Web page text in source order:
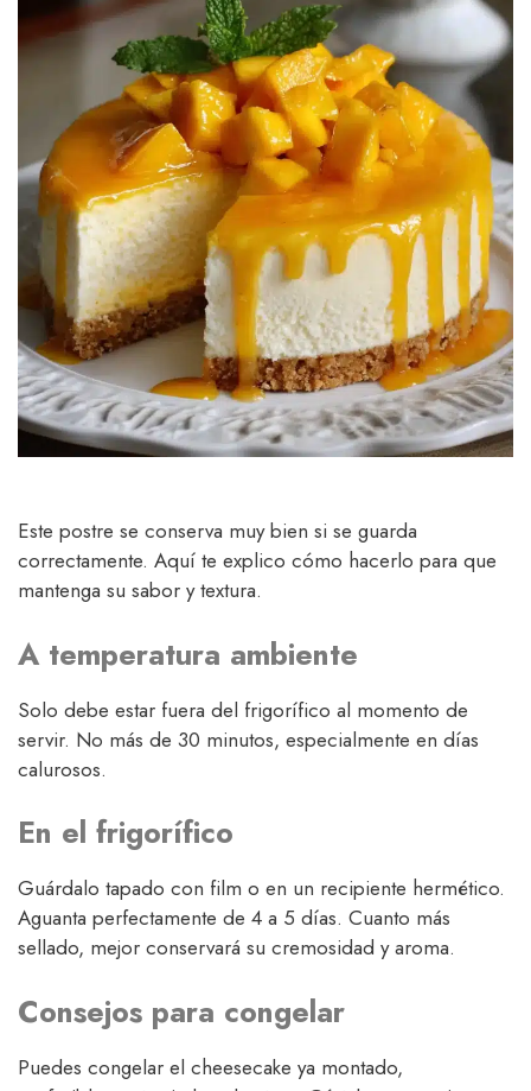
Este postre se conserva muy bien si se guarda
correctamente. Aquí te explico cómo hacerlo para que
mantenga su sabor y textura.
A temperatura ambiente
Solo debe estar fuera del frigorífico al momento de
servir. No más de 30 minutos, especialmente en días
calurosos.
En el frigorífico
Guárdalo tapado con film o en un recipiente hermético.
Aguanta perfectamente de 4 a 5 días. Cuanto más
sellado, mejor conservará su cremosidad y aroma.
Consejos para congelar
Puedes congelar el cheesecake ya montado,